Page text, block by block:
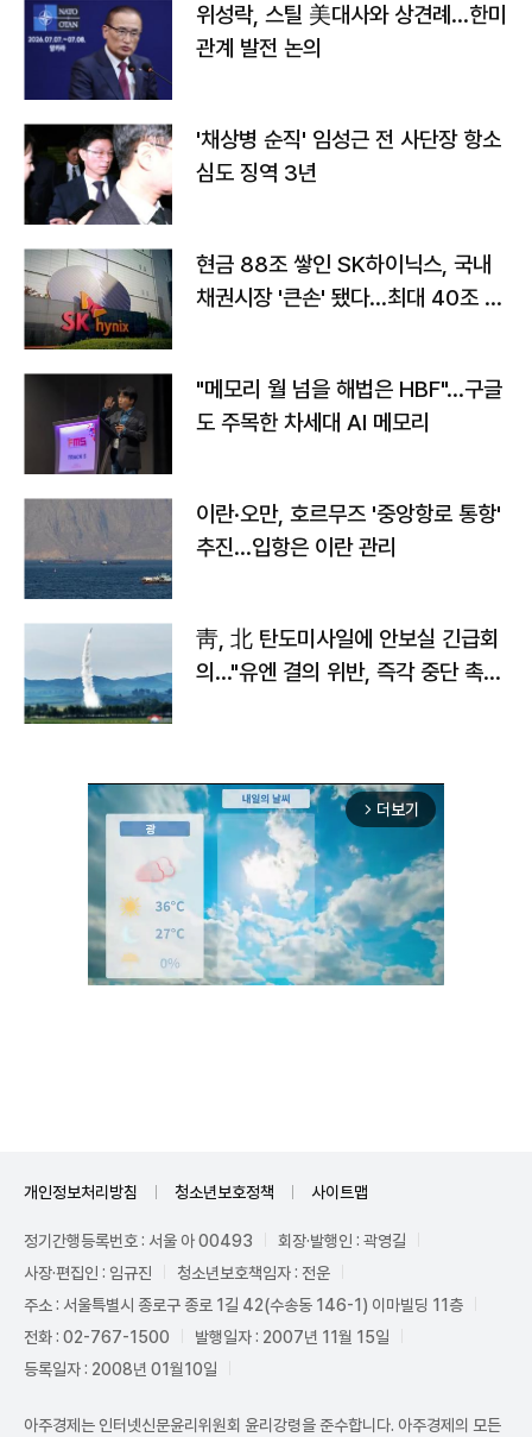
위성락, 스틸 美대사와 상견례…한미
관계 발전 논의
'채상병 순직' 임성근 전 사단장 항소
심도 징역 3년
현금 88조 쌓인 SK하이닉스, 국내
채권시장 '큰손' 됐다…최대 40조 투
"메모리 월 넘을 해법은 HBF"…구글
도 주목한 차세대 AI 메모리
이란·오만, 호르무즈 '중앙항로 통항'
추진…입항은 이란 관리
靑, 北 탄도미사일에 안보실 긴급회
의…"유엔 결의 위반, 즉각 중단 촉
arrow_forward_ios 더보기
개인정보처리방침 청소년보호정책 사이트맵
정기간행등록번호 : 서울 아 00493
회장·발행인 : 곽영길
사장·편집인 : 임규진
청소년보호책임자 : 전운
주소 : 서울특별시 종로구 종로 1길 42(수송동 146-1) 이마빌딩 11층
전화 : 02-767-1500
발행일자 : 2007년 11월 15일
등록일자 : 2008년 01월10일
아주경제는 인터넷신문윤리위원회 윤리강령을 준수합니다. 아주경제의 모든